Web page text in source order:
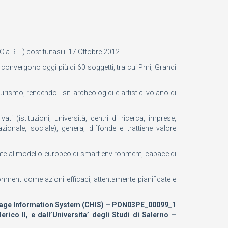
R.L.) costituitasi il 17 Ottobre 2012.
oggi più di 60 soggetti, tra cui Pmi, Grandi
rendendo i siti archeologici e artistici volano di
(istituzioni, università, centri di ricerca, imprese,
sociale), genera, diffonde e trattiene valore
al modello europeo di smart environment, capace di
come azioni efficaci, attentamente pianificate e
Information System (CHIS) – PON03PE_00099_1
II, e dall’Universita’ degli Studi di Salerno –